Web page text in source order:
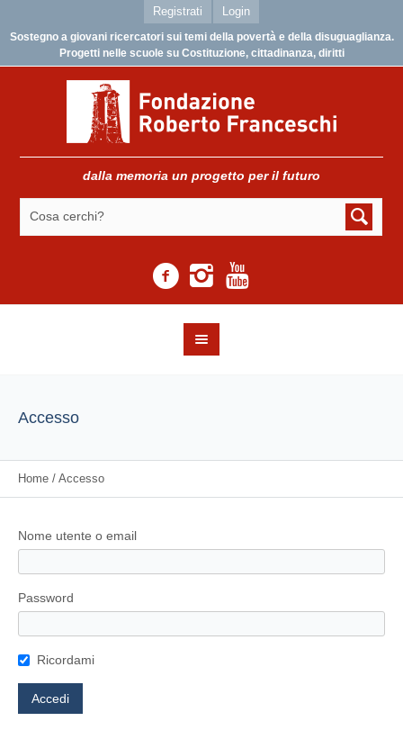
Registrati Login
Sostegno a giovani ricercatori sui temi della povertà e della disuguaglianza.
Progetti nelle scuole su Costituzione, cittadinanza, diritti
dalla memoria un progetto per il futuro
Accesso
Home / Accesso
Nome utente o email
Password
Ricordami